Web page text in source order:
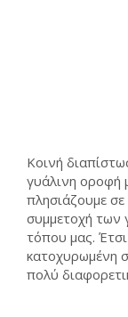
Κοινή
γυάλινη οροφή
πλησιάζουμε
συμμετοχή των
τόπου μας. Έτσι
κατοχυρωμένη
πολύ